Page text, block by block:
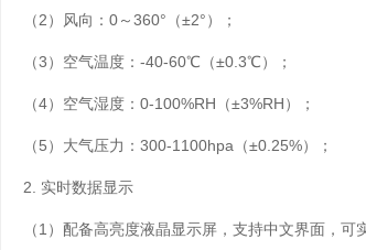
（2）风向：0～360°（±2°）；
（3）空气温度：-40-60℃（±0.3℃）；
（4）空气湿度：0-100%RH（±3%RH）；
（5）大气压力：300-1100hpa（±0.25%）；
2. 实时数据显示
（1）配备高亮度液晶显示屏，支持中文界面，